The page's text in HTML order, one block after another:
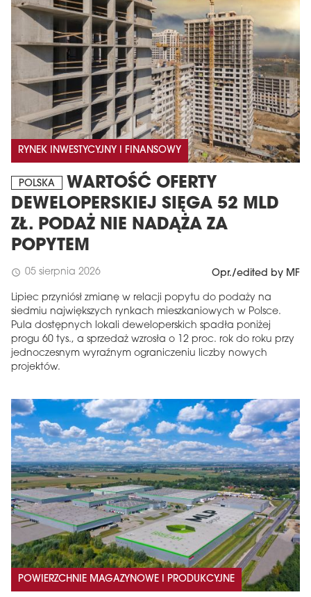
RYNEK INWESTYCYJNY I FINANSOWY
POLSKA
WARTOŚĆ OFERTY
DEWELOPERSKIEJ SIĘGA 52 MLD
ZŁ. PODAŻ NIE NADĄŻA ZA
POPYTEM
schedule 05 sierpnia 2026 Opr./edited by MF
Lipiec przyniósł zmianę w relacji popytu do podaży na
siedmiu największych rynkach mieszkaniowych w Polsce.
Pula dostępnych lokali deweloperskich spadła poniżej
progu 60 tys., a sprzedaż wzrosła o 12 proc. rok do roku przy
jednoczesnym wyraźnym ograniczeniu liczby nowych
projektów.
POWIERZCHNIE MAGAZYNOWE I PRODUKCYJNE
MAGAZYN
Wydanie 6 (308)
CZERWIEC 2026
Więcej w tym wydaniu
arrow_forward